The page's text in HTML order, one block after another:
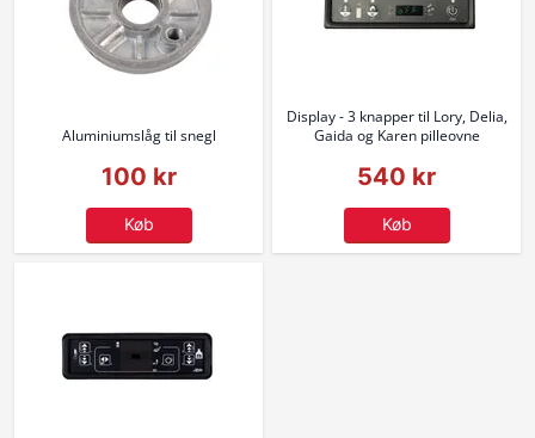
Aluminiumslåg til snegl
100 kr
Køb
Display - 3 knapper til Lory, Delia,
Gaida og Karen pilleovne
540 kr
Køb